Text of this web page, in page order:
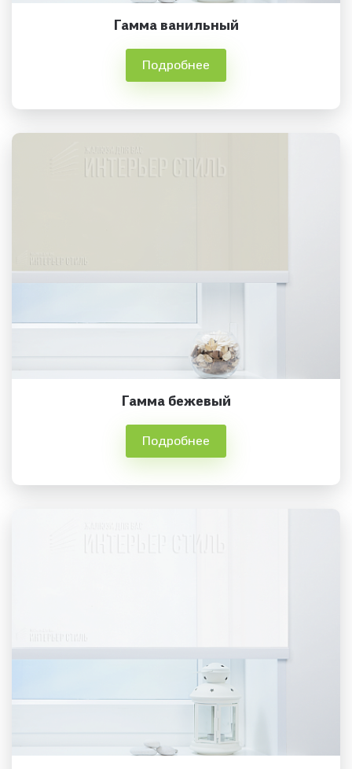
Гамма ванильный
Подробнее
Гамма бежевый
Подробнее